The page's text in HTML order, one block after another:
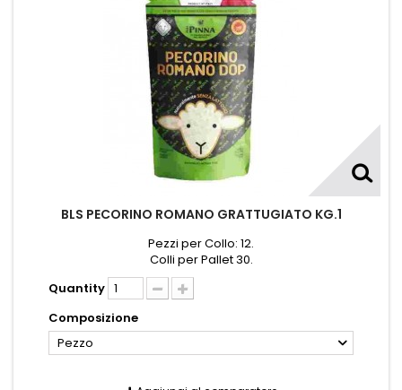
BLS PECORINO ROMANO GRATTUGIATO KG.1
Pezzi per Collo: 12.
Colli per Pallet 30.
Quantity
Composizione
Pezzo